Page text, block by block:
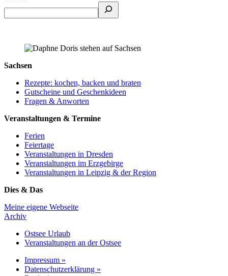
Sachsen
Rezepte: kochen, backen und braten
Gutscheine und Geschenkideen
Fragen & Anworten
Veranstaltungen & Termine
Ferien
Feiertage
Veranstaltungen in Dresden
Veranstaltungen im Erzgebirge
Veranstaltungen in Leipzig & der Region
Dies & Das
Meine eigene Webseite
Archiv
Ostsee Urlaub
Veranstaltungen an der Ostsee
Impressum »
Datenschutzerklärung »